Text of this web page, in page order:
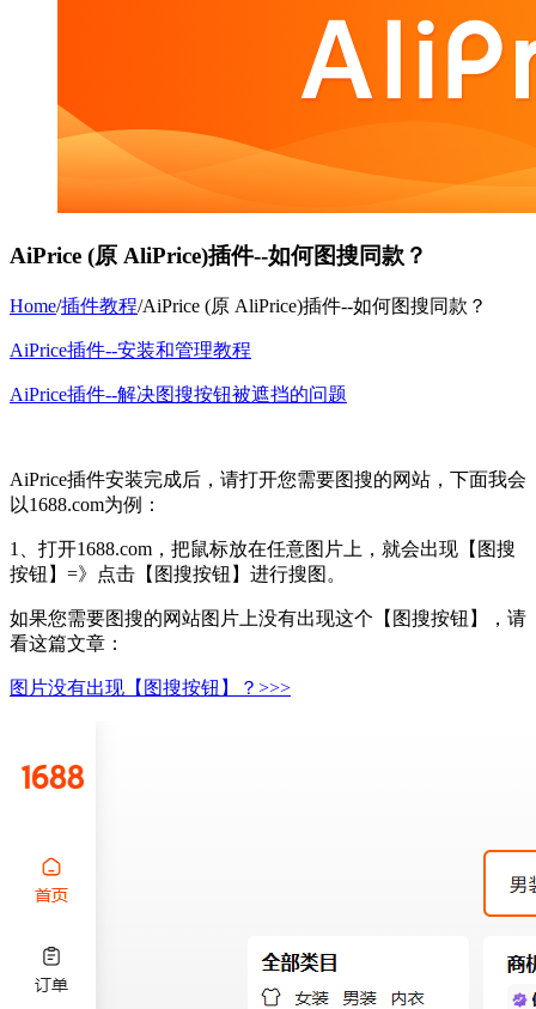
AiPrice (原 AliPrice)插件--如何图搜同款？
Home/插件教程/AiPrice (原 AliPrice)插件--如何图搜同款？
AiPrice插件--安装和管理教程
AiPrice插件--解决图搜按钮被遮挡的问题
AiPrice插件安装完成后，请打开您需要图搜的网站，下面我会
以1688.com为例：
1、打开1688.com，把鼠标放在任意图片上，就会出现【图搜
按钮】=》点击【图搜按钮】进行搜图。
如果您需要图搜的网站图片上没有出现这个【图搜按钮】，请
看这篇文章：
图片没有出现【图搜按钮】？>>>